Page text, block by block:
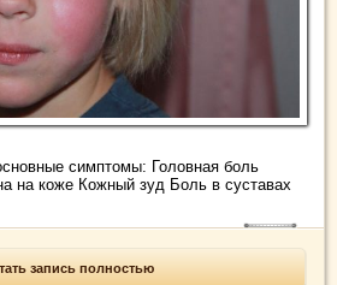
симптомы: Головная боль
на коже Кожный зуд Боль в суставах
запись полностью